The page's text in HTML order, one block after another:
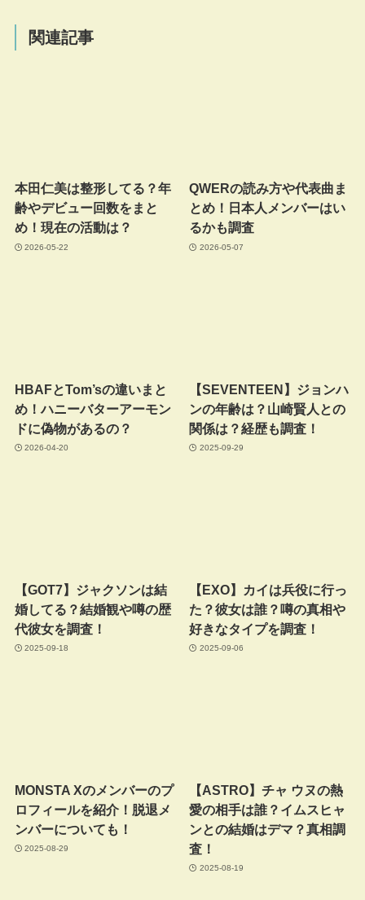
関連記事
本田仁美は整形してる？年
齢やデビュー回数をまと
め！現在の活動は？
2026-05-22
QWERの読み方や代表曲ま
とめ！日本人メンバーはい
るかも調査
2026-05-07
HBAFとTom’sの違いまと
め！ハニーバターアーモン
ドに偽物があるの？
2026-04-20
【SEVENTEEN】ジョンハ
ンの年齢は？山崎賢人との
関係は？経歴も調査！
2025-09-29
【GOT7】ジャクソンは結
婚してる？結婚観や噂の歴
代彼女を調査！
2025-09-18
【EXO】カイは兵役に行っ
た？彼女は誰？噂の真相や
好きなタイプを調査！
2025-09-06
MONSTA Xのメンバーのプ
ロフィールを紹介！脱退メ
ンバーについても！
2025-08-29
【ASTRO】チャ ウヌの熱
愛の相手は誰？イムスヒャ
ンとの結婚はデマ？真相調
査！
2025-08-19